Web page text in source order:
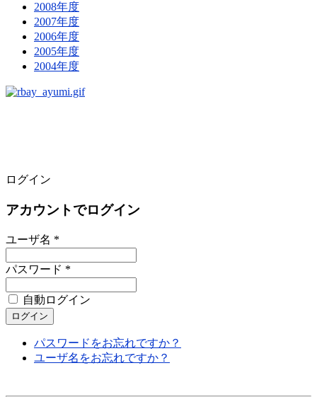
2008年度
2007年度
2006年度
2005年度
2004年度
ログイン
アカウントでログイン
ユーザ名 *
パスワード *
自動ログイン
パスワードをお忘れですか？
ユーザ名をお忘れですか？